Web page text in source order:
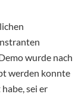
wurde nach
werden konnte
sei er